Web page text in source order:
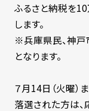
ふるさと納税を
します。
※兵庫県民、神戸
となります。
７月14日（火曜）
落選された方は、